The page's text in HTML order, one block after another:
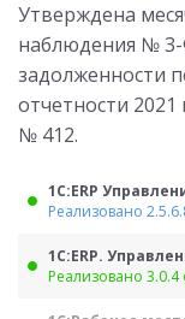
Утверждена
наблюдения №
задолженности
отчетности 2021
№ 412.
1С:ERP
Реализовано
1С:ERP.
Реализовано 3.0.4